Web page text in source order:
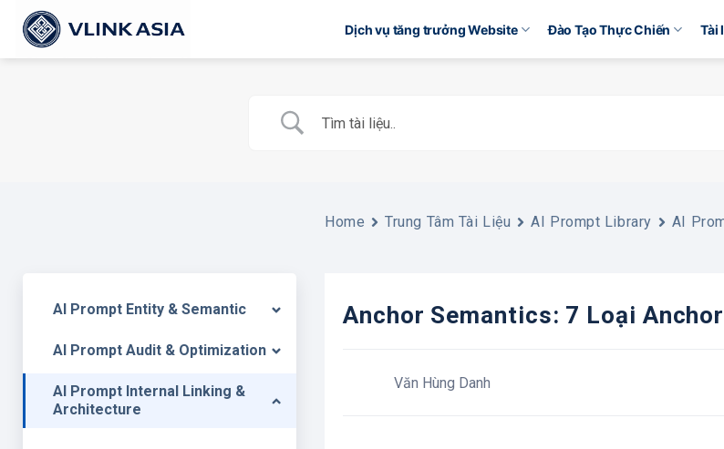
qua
nội
Dịch vụ tăng trưởng Website Đào Tạo Thực Chiến Tài
AI Prompt Entity & Semantic
AI Prompt Audit & Optimization
AI Prompt Internal Linking &
Architecture
Home Trung Tâm Tài Liệu AI Prompt Library AI
Anchor Semantics: 7 Loại
Văn Hùng Danh